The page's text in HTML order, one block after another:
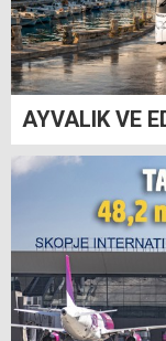
AYVALIK VE